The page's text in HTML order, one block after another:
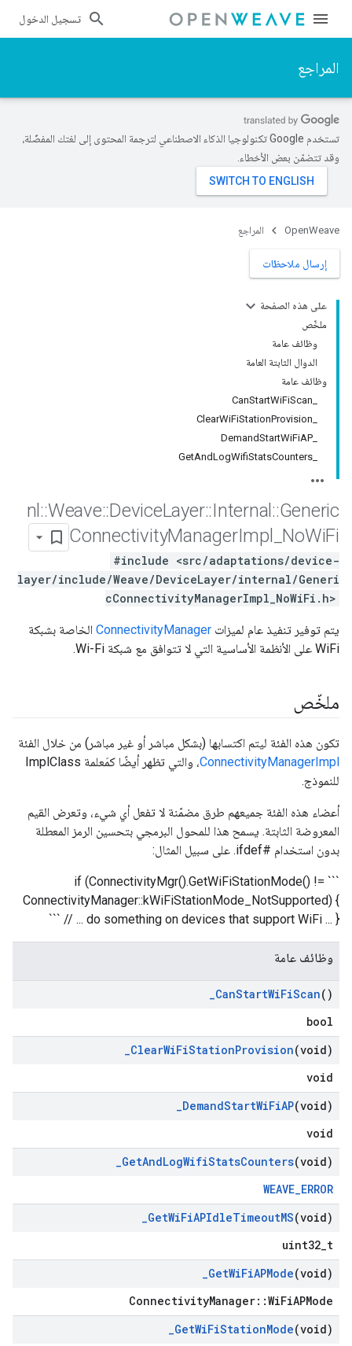
تسجيل الدخول
المراجع
تستخدم Google تكنولوجيا الذكاء الاصطناعي لترجمة المحتوى إلى لغتك المفضّلة،
وقد تتضمّن بعض الأخطاء.
OpenWeave المراجع
إرسال ملاحظات
على هذه الصفحة
ملخّص
وظائف عامة
الدوال الثابتة العامة
وظائف عامة
nl ::Weave::DeviceLayer::Internal ::Generic
ConnectivityManagerImpl NoWiFi
#include <src/adaptations/device-
layer/include/Weave/DeviceLayer/internal/Generi
cConnectivityManagerImpl_NoWiFi.h>
يتم توفير تنفيذ عام لميزات ConnectivityManager الخاصة بشبكة
WiFi على الأنظمة الأساسية التي لا تتوافق مع شبكة Wi-Fi.
ملخّص
تكون هذه الفئة ليتم اكتسابها (بشكل مباشر أو غير مباشر) من خلال الفئة
ConnectivityManagerImpl
، والتي تظهر أيضًا كمَعلمة ImplClass
للنموذج.
أعضاء هذه الفئة جميعهم طرق مضمّنة لا تفعل أي شيء، وتعرض القيم
المعروضة الثابتة. يسمح هذا للمحول البرمجي بتحسين الرمز المعطلة
بدون استخدام #ifdef. على سبيل المثال:
``` if (ConnectivityMgr().GetWiFiStationMode() !=
ConnectivityManager::kWiFiStationMode_NotSupported) {
// ... do something on devices that support WiFi ... } ```
وظائف عامة
_CanStartWiFiScan()
bool
_ClearWiFiStationProvision(void)
void
_DemandStartWiFiAP(void)
void
_GetAndLogWifiStatsCounters(void)
WEAVE_ERROR
_GetWiFiAPIdleTimeoutMS(void)
uint32_t
_GetWiFiAPMode(void)
ConnectivityManager::WiFiAPMode
_GetWiFiStationMode(void)